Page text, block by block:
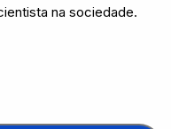
na sociedade.